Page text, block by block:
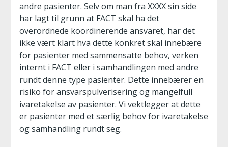
andre pasienter. Selv om man fra XXXX sin side
har lagt til grunn at FACT skal ha det
overordnede koordinerende ansvaret, har det
ikke vært klart hva dette konkret skal innebære
for pasienter med sammensatte behov, verken
internt i FACT eller i samhandlingen med andre
rundt denne type pasienter. Dette innebærer en
risiko for ansvarspulverisering og mangelfull
ivaretakelse av pasienter. Vi vektlegger at dette
er pasienter med et særlig behov for ivaretakelse
og samhandling rundt seg.